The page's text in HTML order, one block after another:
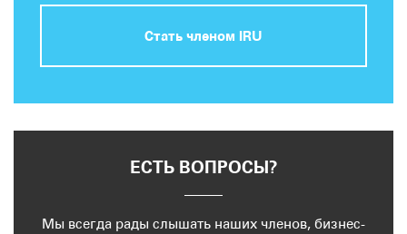
Стать членом IRU
ЕСТЬ ВОПРОСЫ?
Мы всегда рады слышать наших членов, бизнес-